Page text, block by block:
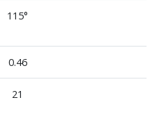
115°
0.46
21